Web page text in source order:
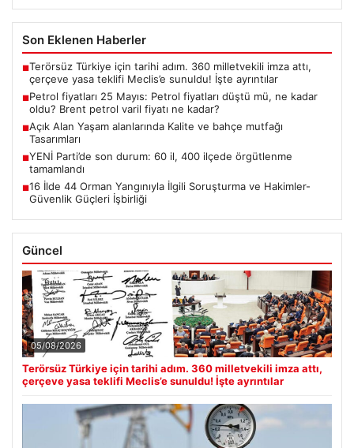
Son Eklenen Haberler
■Terörsüz Türkiye için tarihi adım. 360 milletvekili imza attı,
çerçeve yasa teklifi Meclis’e sunuldu! İşte ayrıntılar
■Petrol fiyatları 25 Mayıs: Petrol fiyatları düştü mü, ne kadar
oldu? Brent petrol varil fiyatı ne kadar?
■Açık Alan Yaşam alanlarında Kalite ve bahçe mutfağı
Tasarımları
■YENİ Parti’de son durum: 60 il, 400 ilçede örgütlenme
tamamlandı
■16 İlde 44 Orman Yangınıyla İlgili Soruşturma ve Hakimler-
Güvenlik Güçleri İşbirliği
Güncel
05/08/2026
Terörsüz Türkiye için tarihi adım. 360 milletvekili imza attı,
çerçeve yasa teklifi Meclis’e sunuldu! İşte ayrıntılar